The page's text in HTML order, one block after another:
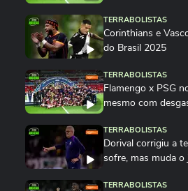
TERRABOLISTAS
Corinthians e
do Brasil 2025
TERRABOLISTAS
Flamengo x PSG
mesmo com
TERRABOLISTAS
Dorival corrigiu a
sofre, mas muda o
TERRABOLISTAS